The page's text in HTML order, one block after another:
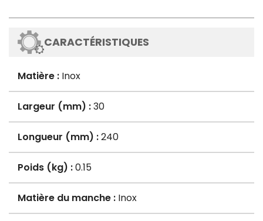
CARACTÉRISTIQUES
Matière : Inox
Largeur (mm) :30
Longueur (mm) :240
Poids (kg) :0.15
Matière du manche : Inox